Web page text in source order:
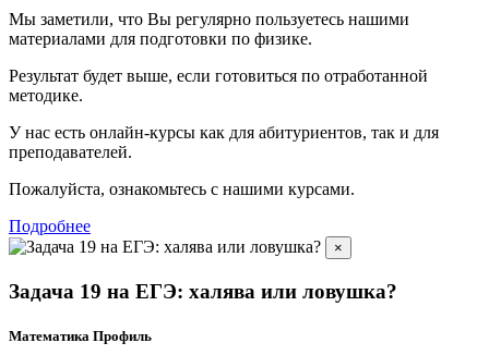
Мы заметили, что Вы регулярно пользуетесь нашими
материалами для подготовки по физике.
Результат будет выше, если готовиться по отработанной
методике.
У нас есть онлайн-курсы как для абитуриентов, так и для
преподавателей.
Пожалуйста, ознакомьтесь с нашими курсами.
Подробнее
×
Задача 19 на ЕГЭ: халява или ловушка?
Математика Профиль